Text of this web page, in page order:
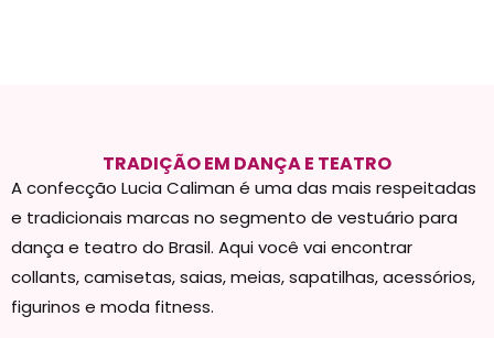
TRADIÇÃO EM DANÇA E TEATRO
A confecção Lucia Caliman é uma das mais respeitadas
e tradicionais marcas no segmento de vestuário para
dança e teatro do Brasil. Aqui você vai encontrar
collants, camisetas, saias, meias, sapatilhas, acessórios,
figurinos e moda fitness.